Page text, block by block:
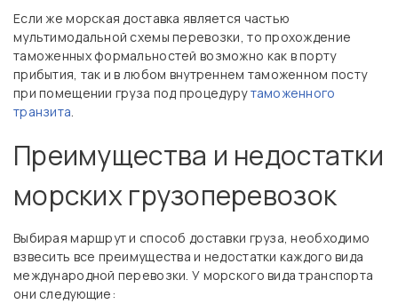
Если же морская доставка является частью
мультимодальной схемы перевозки, то прохождение
таможенных формальностей возможно как в порту
прибытия, так и в любом внутреннем таможенном посту
при помещении груза под процедурутаможенного
транзита.
Преимущества и недостатки
морских грузоперевозок
Выбирая маршрут и способ доставки груза, необходимо
взвесить все преимущества и недостатки каждого вида
международной перевозки. У морского вида транспорта
они следующие: